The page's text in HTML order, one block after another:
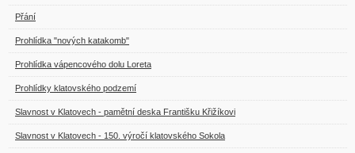
Přání
Prohlídka "nových katakomb"
Prohlídka vápencového dolu Loreta
Prohlídky klatovského podzemí
Slavnost v Klatovech - pamětní deska Františku Křižíkovi
Slavnost v Klatovech - 150. výročí klatovského Sokola